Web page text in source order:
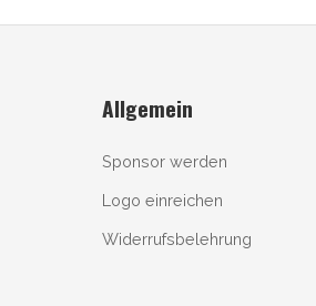
Allgemein
Sponsor werden
Logo einreichen
Widerrufsbelehrung